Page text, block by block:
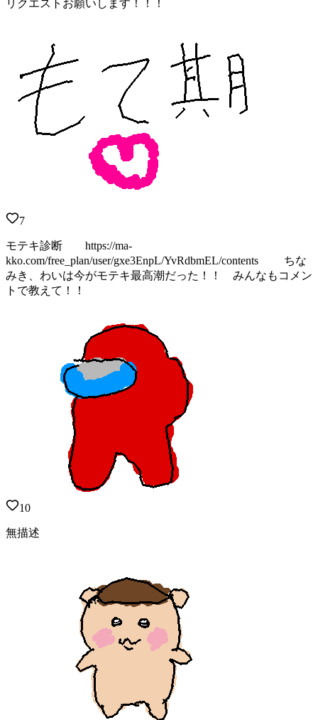
リクエストお願いします！！！
7
モテキ診断 https://ma-
kko.com/free_plan/user/gxe3EnpL/YvRdbmEL/contents ちな
みき、わいは今がモテキ最高潮だった！！ みんなもコメン
トで教えて！！
10
無描述